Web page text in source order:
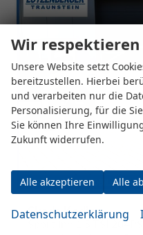
Skoda Kodiaq
Wir
Unsere Website setzt
bereitzustellen. Hierbei
und verarbeiten nur die
Personalisierung, für die
Sie können Ihre
Zukunft widerrufen.
Alle akzeptieren Alle
Datenschutzerklärung